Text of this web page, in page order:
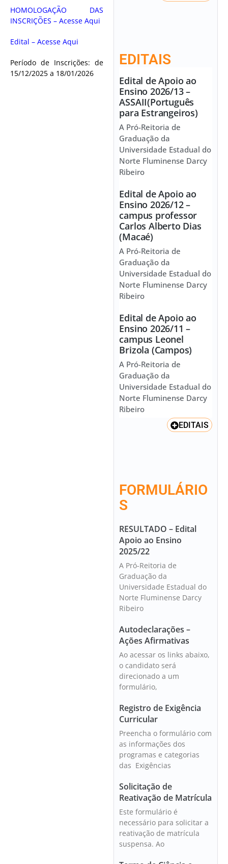
HOMOLOGAÇÃO DAS
INSCRIÇÕES – Acesse Aqui
Edital – Acesse Aqui
Período de Inscrições: de
15/12/2025 a 18/01/2026
EDITAIS
Edital de Apoio ao
Ensino 2026/13 –
ASSAII(Português
para Estrangeiros)
A Pró-Reitoria de
Graduação da
Universidade Estadual do
Norte Fluminense Darcy
Ribeiro
Edital de Apoio ao
Ensino 2026/12 –
campus professor
Carlos Alberto Dias
(Macaé)
A Pró-Reitoria de
Graduação da
Universidade Estadual do
Norte Fluminense Darcy
Ribeiro
Edital de Apoio ao
Ensino 2026/11 –
campus Leonel
Brizola (Campos)
A Pró-Reitoria de
Graduação da
Universidade Estadual do
Norte Fluminense Darcy
Ribeiro
EDITAIS
FORMULÁRIO
S
RESULTADO – Edital
Apoio ao Ensino
2025/22
A Pró-Reitoria de
Graduação da
Universidade Estadual do
Norte Fluminense Darcy
Ribeiro
Autodeclarações –
Ações Afirmativas
Ao acessar os links abaixo,
o candidato será
direcionado a um
formulário,
Registro de Exigência
Curricular
Preencha o formulário com
as informações dos
programas e categorias
das Exigências
Solicitação de
Reativação de Matrícula
Este formulário é
necessário para solicitar a
reativação de matrícula
suspensa. Ao